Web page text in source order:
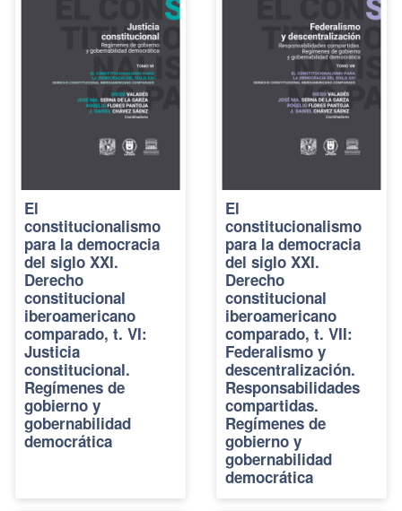
El
constitucionalismo
para la democracia
del siglo XXI.
Derecho
constitucional
iberoamericano
comparado, t. VI:
Justicia
constitucional.
Regímenes de
gobierno y
gobernabilidad
democrática
El
constitucionalismo
para la democracia
del siglo XXI.
Derecho
constitucional
iberoamericano
comparado, t. VII:
Federalismo y
descentralización.
Responsabilidades
compartidas.
Regímenes de
gobierno y
gobernabilidad
democrática